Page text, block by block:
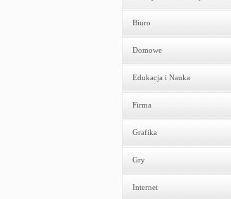
Biuro
Domowe
Edukacja i Nauka
Firma
Grafika
Gry
Internet